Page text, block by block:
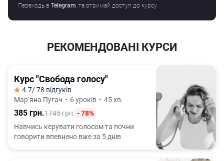
Переходь в Telegram, та отримай доступ до курсу
РЕКОМЕНДОВАНІ КУРСИ
Курс "Свобода голосу"
4.7/ 78 відгуків
Марʼяна Пугач • 6 уроків • 45 хв.
385 грн.1745 грн. - 78%
Навчись керувати голосом та почни
говорити впевнено вже за 5 днів